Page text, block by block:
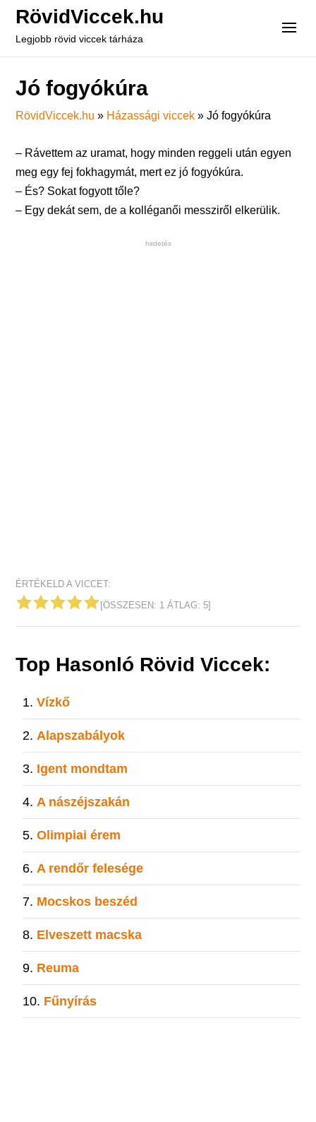
RövidViccek.hu
Legjobb rövid viccek tárháza
Jó fogyókúra
RövidViccek.hu » Házassági viccek »Jó fogyókúra
– Rávettem az uramat, hogy minden reggeli után egyen
meg egy fej fokhagymát, mert ez jó fogyókúra.
– És? Sokat fogyott tőle?
– Egy dekát sem, de a kolléganői messziről elkerülik.
hirdetés
ÉRTÉKELD A VICCET:
[ÖSSZESEN: 1 ÁTLAG:5]
Top Hasonló Rövid Viccek:
Vízkő
Alapszabályok
Igent mondtam
A nászéjszakán
Olimpiai érem
A rendőr felesége
Mocskos beszéd
Elveszett macska
Reuma
Fűnyírás